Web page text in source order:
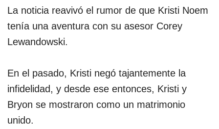
La noticia reavivó el rumor de que Kristi Noem
tenía una aventura con su asesor Corey
Lewandowski.
En el pasado, Kristi negó tajantemente la
infidelidad, y desde ese entonces, Kristi y
Bryon se mostraron como un matrimonio
unido.